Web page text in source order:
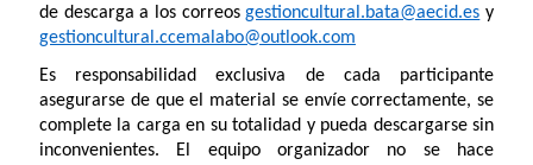
de descarga a los correosgestioncultural.bata@aecid.es y
gestioncultural.ccemalabo@outlook.com
Es responsabilidad exclusiva de cada participante
asegurarse de que el material se envíe correctamente, se
complete la carga en su totalidad y pueda descargarse sin
inconvenientes. El equipo organizador no se hace